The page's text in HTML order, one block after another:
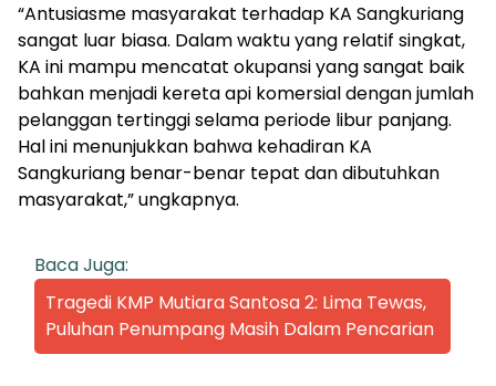
“Antusiasme masyarakat terhadap KA Sangkuriang
sangat luar biasa. Dalam waktu yang relatif singkat,
KA ini mampu mencatat okupansi yang sangat baik
bahkan menjadi kereta api komersial dengan jumlah
pelanggan tertinggi selama periode libur panjang.
Hal ini menunjukkan bahwa kehadiran KA
Sangkuriang benar-benar tepat dan dibutuhkan
masyarakat,” ungkapnya.
Baca Juga:
Tragedi KMP Mutiara Santosa 2: Lima Tewas,
Puluhan Penumpang Masih Dalam Pencarian